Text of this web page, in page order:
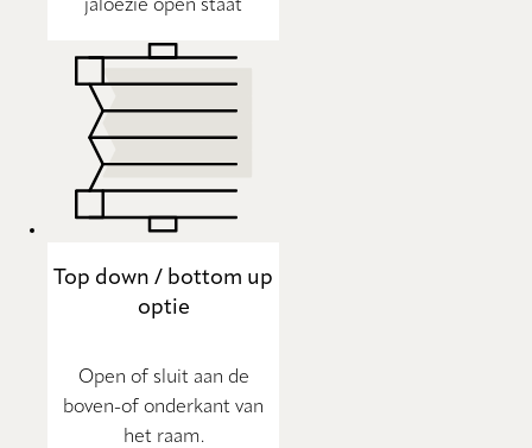
jaloezie open staat
Top down / bottom up
optie
Open of sluit aan de
boven-of onderkant van
het raam.